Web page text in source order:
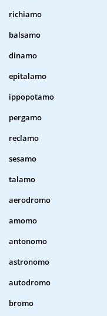
richiamo
balsamo
dinamo
epitalamo
ippopotamo
pergamo
reclamo
sesamo
talamo
aerodromo
amomo
antonomo
astronomo
autodromo
bromo